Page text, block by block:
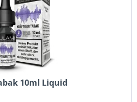
10ml Liquid